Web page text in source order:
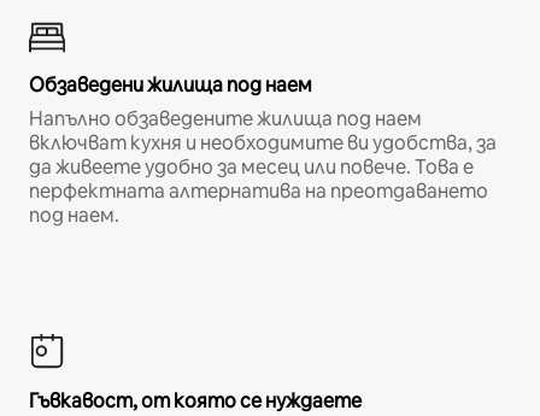
Обзаведени жилища под наем
Напълно обзаведените жилища под наем
включват кухня и необходимите ви удобства, за
да живеете удобно за месец или повече. Това е
перфектната алтернатива на преотдаването
под наем.
Гъвкавост, от която се нуждаете